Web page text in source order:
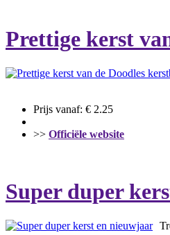
Prettige kerst
Prijs vanaf: € 2.25
>> Officiële website
Super duper